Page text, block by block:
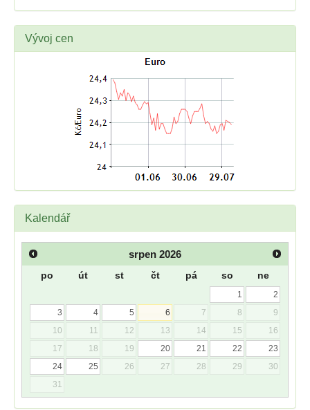
Vývoj cen
Kalendář
srpen 2026
po út st čt pá so ne
1
2
3
4 5 6 7 8
9
10
11 12 13 14 15
16
17
18 19 20 21 22
23
24
25 26 27 28 29
30
31